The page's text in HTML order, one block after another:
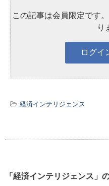
この記事は会員限定です
り
経済インテリジェンス
「経済インテリジェンス」